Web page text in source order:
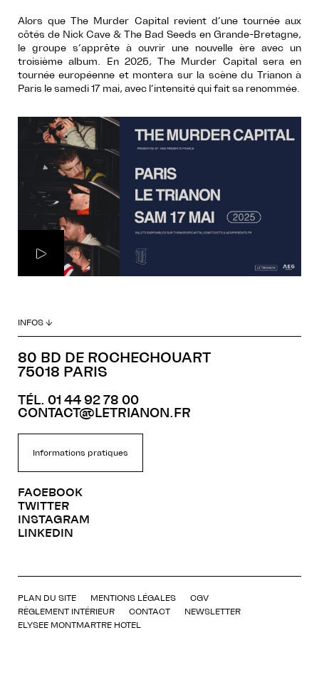
Alors que The Murder Capital revient d’une tournée aux
côtés de Nick Cave & The Bad Seeds en Grande-Bretagne,
le groupe s’apprête à ouvrir une nouvelle ère avec un
troisième album. En 2025, The Murder Capital sera en
tournée européenne et montera sur la scène du Trianon à
Paris le samedi 17 mai, avec l’intensité qui fait sa renommée.
INFOS ↓
80 BD DE ROCHECHOUART
75018 PARIS
TÉL. 01 44 92 78 00
CONTACT@LETRIANON.FR
Informations pratiques
FACEBOOK
TWITTER
INSTAGRAM
LINKEDIN
PLAN DU SITE MENTIONS LÉGALES
CGV
RÈGLEMENT INTÉRIEUR
CONTACT
NEWSLETTER
ELYSEE MONTMARTRE HOTEL